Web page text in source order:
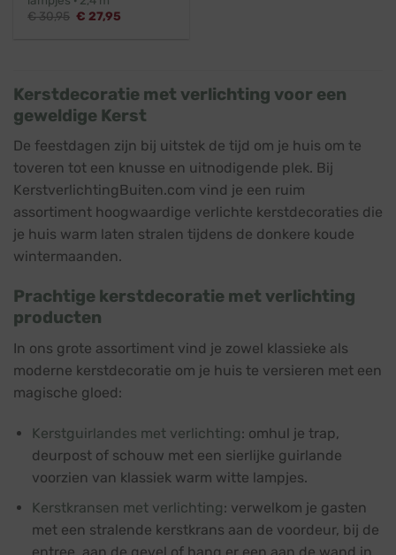
€30,95 Oorspronkelijke
€ 27,95
Kerstdecoratie met verlichting voor een
geweldige Kerst
De feestdagen zijn bij uitstek de tijd om je huis om te
toveren tot een knusse en uitnodigende plek. Bij
KerstverlichtingBuiten.com vind je een ruim
assortiment hoogwaardige verlichte kerstdecoraties die
je huis warm laten stralen tijdens de donkere koude
wintermaanden.
Prachtige kerstdecoratie met verlichting
producten
In ons grote assortiment vind je zowel klassieke als
moderne kerstdecoratie om je huis te versieren met een
magische gloed:
Kerstguirlandes met verlichting: omhul je trap,
deurpost of schouw met een sierlijke guirlande
voorzien van klassiek warm witte lampjes.
Kerstkransen met verlichting: verwelkom je gasten
met een stralende kerstkrans aan de voordeur, bij de